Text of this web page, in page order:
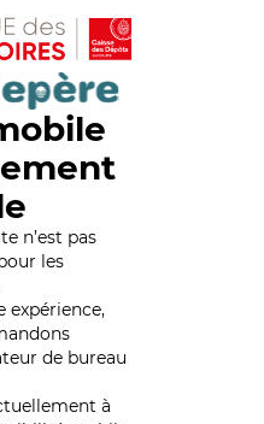
n’est pas
les
expérience,
de bureau
à